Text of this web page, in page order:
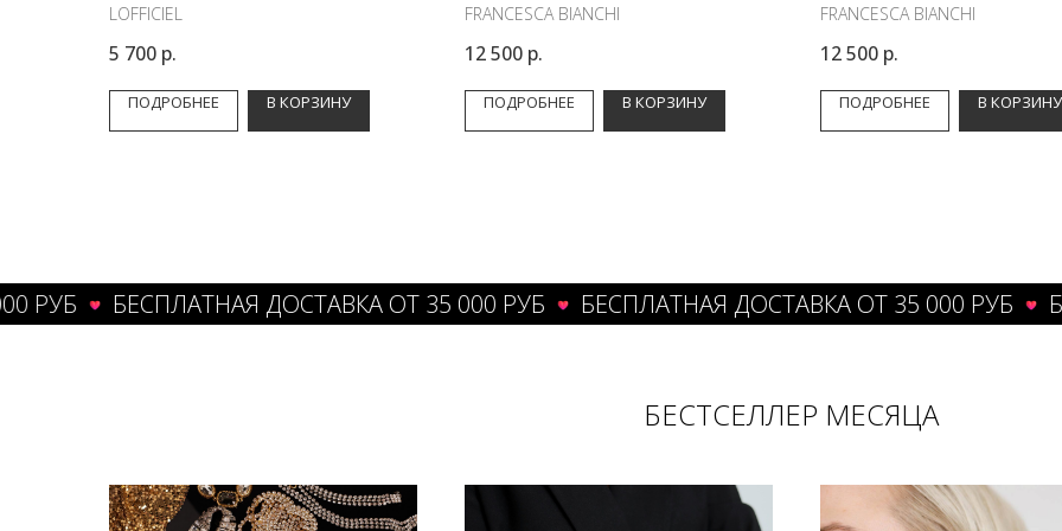
LOFFICIEL
5 700 р.
ПОДРОБНЕЕ В КОРЗИНУ
FRANCESCA BIANCHI
12 500 р.
ПОДРОБНЕЕ В КОРЗИНУ
FRANCESCA BIANCHI
12 500 р.
ПОДРОБНЕЕ В КОРЗИНУ
БЕСПЛАТНАЯ ДОСТАВКА ОТ 35 000 РУБ БЕСПЛАТНАЯ ДОСТАВКА ОТ 35 000 РУБ
БЕСТСЕЛЛЕР МЕСЯЦА